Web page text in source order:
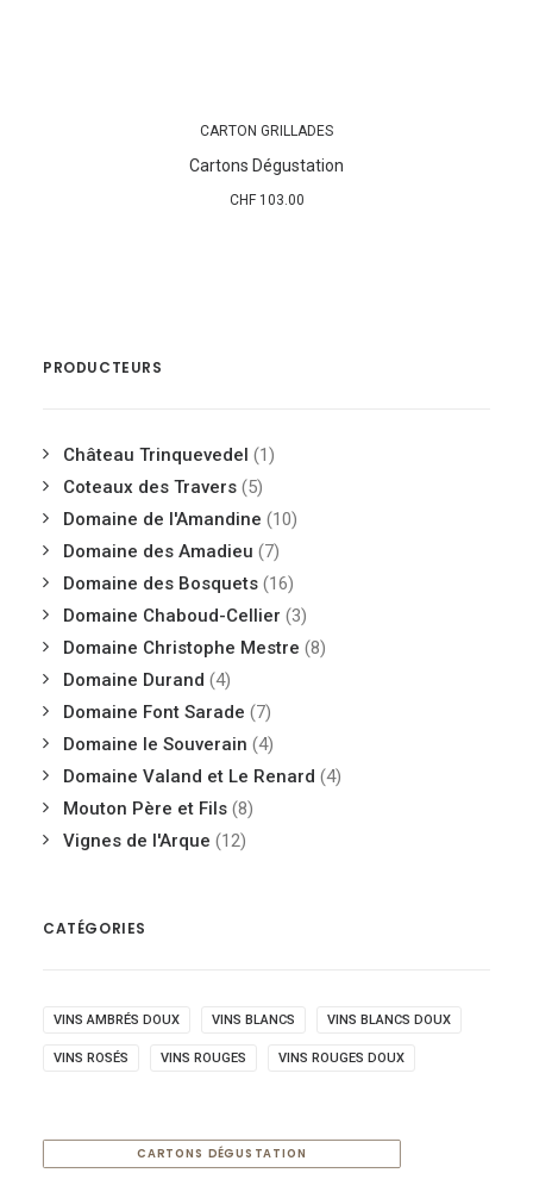
CARTON GRILLADES
Cartons Dégustation
CHF103.00
PRODUCTEURS
Château Trinquevedel (1)
Coteaux des Travers (5)
Domaine de l'Amandine (10)
Domaine des Amadieu (7)
Domaine des Bosquets (16)
Domaine Chaboud-Cellier (3)
Domaine Christophe Mestre (8)
Domaine Durand (4)
Domaine Font Sarade (7)
Domaine le Souverain (4)
Domaine Valand et Le Renard (4)
Mouton Père et Fils (8)
Vignes de l'Arque (12)
CATÉGORIES
VINS AMBRÉS DOUX VINS BLANCS VINS BLANCS DOUX
VINS ROSÉS VINS ROUGES VINS ROUGES DOUX
CARTONS DÉGUSTATION